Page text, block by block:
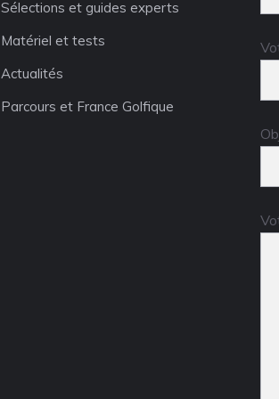
Sélections et guides experts
Matériel et tests
Actualités
Parcours et France Golfique